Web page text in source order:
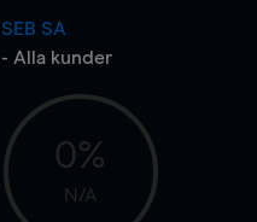
SEB SA
- Alla kunder
0%
N/A